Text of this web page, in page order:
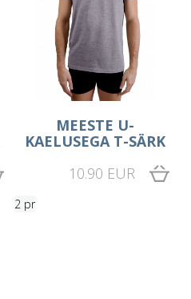
MEESTE U-
KAELUSEGA T-SÄRK
10.90 EUR
2 pr